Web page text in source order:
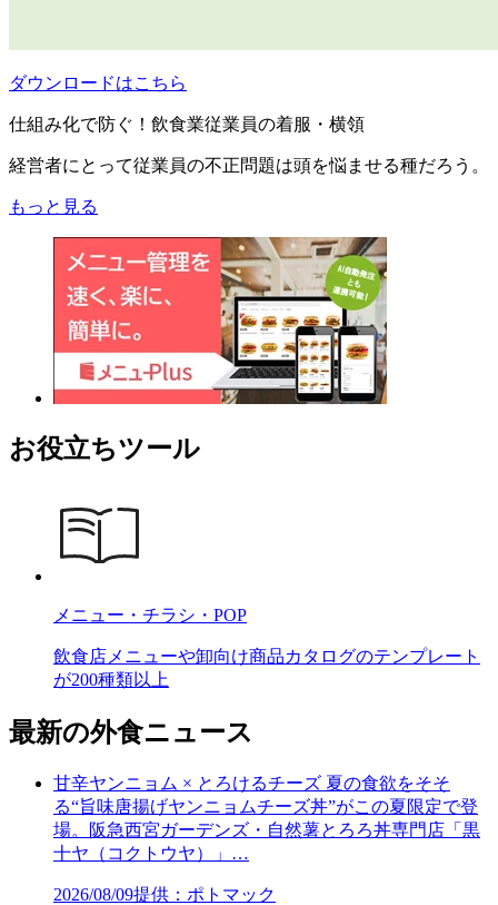
ダウンロードはこちら
仕組み化で防ぐ！飲食業従業員の着服・横領
経営者にとって従業員の不正問題は頭を悩ませる種だろう。
もっと見る
お役立ちツール
メニュー・チラシ・POP
飲食店メニューや卸向け商品カタログのテンプレート
が200種類以上
最新の外食ニュース
甘辛ヤンニョム × とろけるチーズ 夏の食欲をそそ
る“旨味唐揚げヤンニョムチーズ丼”がこの夏限定で登
場。阪急西宮ガーデンズ・自然薯とろろ丼専門店「黒
十ヤ（コクトウヤ）」…
2026/08/09提供：ポトマック